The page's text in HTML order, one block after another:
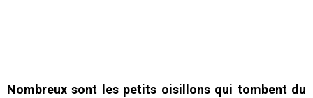
Nombreux sont les petits oisillons qui tombent du